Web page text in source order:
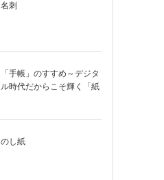
名刺
「手帳」のすすめ～デジタ
ル時代だからこそ輝く「紙
のし紙